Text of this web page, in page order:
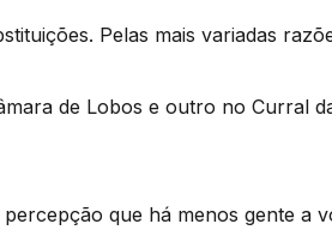
Pelas mais variadas
de Lobos e outro no Curral
que há menos gente a